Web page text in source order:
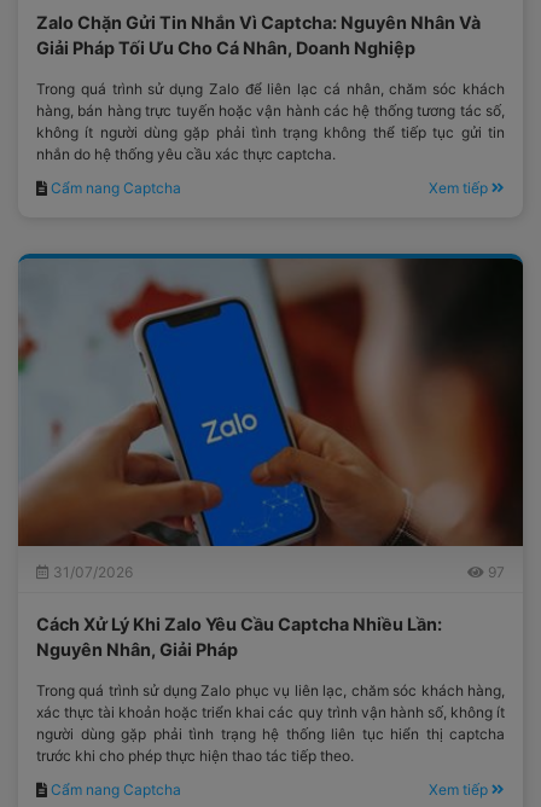
Zalo Chặn Gửi Tin Nhắn Vì Captcha: Nguyên Nhân Và
Giải Pháp Tối Ưu Cho Cá Nhân, Doanh Nghiệp
Trong quá trình sử dụng Zalo để liên lạc cá nhân, chăm sóc khách
hàng, bán hàng trực tuyến hoặc vận hành các hệ thống tương tác số,
không ít người dùng gặp phải tình trạng không thể tiếp tục gửi tin
nhắn do hệ thống yêu cầu xác thực captcha.
Cẩm nang Captcha
Xem tiếp
31/07/2026 97
Cách Xử Lý Khi Zalo Yêu Cầu Captcha Nhiều Lần:
Nguyên Nhân, Giải Pháp
Trong quá trình sử dụng Zalo phục vụ liên lạc, chăm sóc khách hàng,
xác thực tài khoản hoặc triển khai các quy trình vận hành số, không ít
người dùng gặp phải tình trạng hệ thống liên tục hiển thị captcha
trước khi cho phép thực hiện thao tác tiếp theo.
Cẩm nang Captcha
Xem tiếp